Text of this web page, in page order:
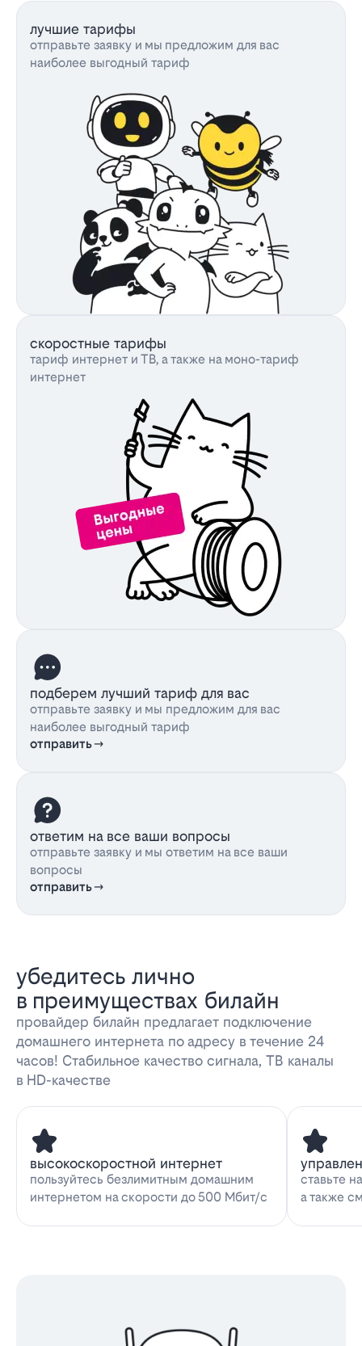
лучшие тарифы
отправьте заявку и мы предложим для вас
наиболее выгодный тариф
скоростные тарифы
тариф интернет и ТВ, а также на моно-тариф
интернет
подберем лучший тариф для вас
отправьте заявку и мы предложим для вас
наиболее выгодный тариф
отправить
ответим на все ваши вопросы
отправьте заявку и мы ответим на все ваши
вопросы
отправить
убедитесь лично
в преимуществах билайн
провайдер билайн предлагает подключение
домашнего интернета по адресу в течение 24
часов! Стабильное качество сигнала, ТВ каналы
в HD-качестве
высокоскоростной интернет
пользуйтесь безлимитным домашним
интернетом на скорости до 500 Мбит/с
ставьте
а также